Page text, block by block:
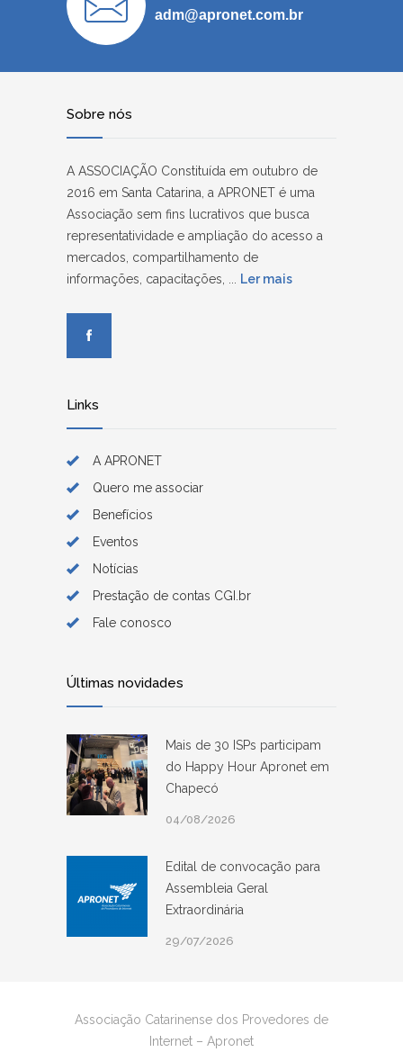
adm@apronet.com.br
Sobre nós
A ASSOCIAÇÃO Constituída em outubro de
2016 em Santa Catarina, a APRONET é uma
Associação sem fins lucrativos que busca
representatividade e ampliação do acesso a
mercados, compartilhamento de
informações, capacitações, ...
Ler mais
Links
A APRONET
Quero me associar
Benefícios
Eventos
Notícias
Prestação de contas CGI.br
Fale conosco
Últimas novidades
Mais de 30 ISPs participam
do Happy Hour Apronet em
Chapecó
04/08/2026
Edital de convocação para
Assembleia Geral
Extraordinária
29/07/2026
Associação Catarinense dos Provedores de
Internet – Apronet